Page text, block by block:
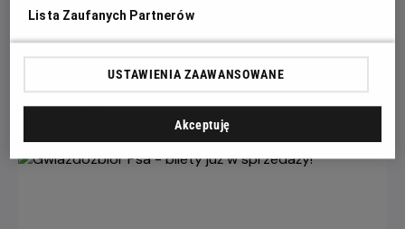
Z okazji premiery filmu „Spider-Man: Całkiem nowy dzień”
chcemy udowodnić, że każdy z nas może zostać Spider-
Manem w swoim otoczeniu.
Czytaj więcej
Lista Zaufanych Partnerów
USTAWIENIA ZAAWANSOWANE
Akceptuję